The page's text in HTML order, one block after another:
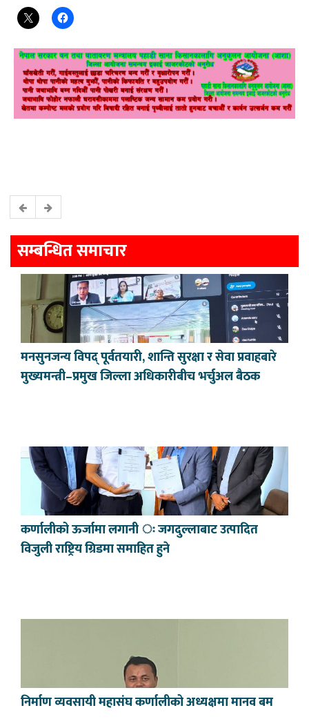
सम्बन्धित समाचार
मनसुनजन्य विपद् पूर्वतयारी, शान्ति सुरक्षा र सेवा प्रवाहबारे
मुख्यमन्त्री–प्रमुख जिल्ला अधिकारीबीच भर्चुअल बैठक
कर्णालीको ऊर्जामा लगानी ः जगदुल्लाबाट उत्पादित
विजुली राष्ट्रिय ग्रिडमा समाहित हुने
निर्माण व्यवसायी महासंघ कर्णालीको अध्यक्षमा मानव बम